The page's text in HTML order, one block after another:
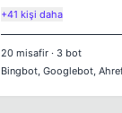
+41 kişi daha
20 misafir · 3 bot
Bingbot, Googlebot,